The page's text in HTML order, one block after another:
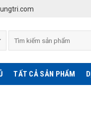
TẤT CẢ SẢN PHẨM